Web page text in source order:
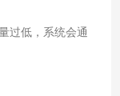
过低，系统会通